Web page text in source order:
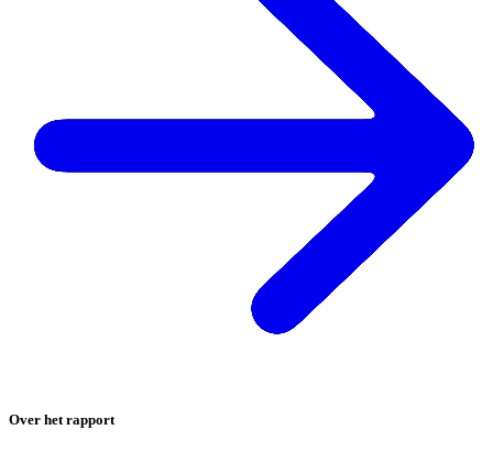
Over het rapport